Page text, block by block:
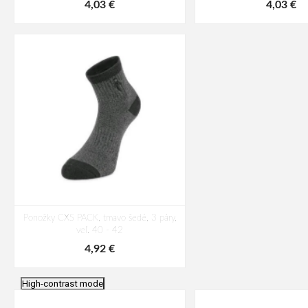
4,03 € 4,03 €
Ponožky CXS PACK, tmavo šedé, 3 páry,
veľ. 40 - 42
4,92 €
High-contrast mode